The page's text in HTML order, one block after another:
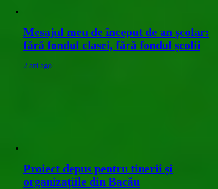
Mesajul meu de început de an școlar:
fără fondul clasei, fără fondul școlii
2 ani ago
Proiect depus pentru tinerii și
organizațiile din Bacău